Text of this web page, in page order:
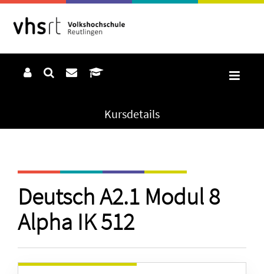
Kursdetails
Deutsch A2.1 Modul 8
Alpha IK 512